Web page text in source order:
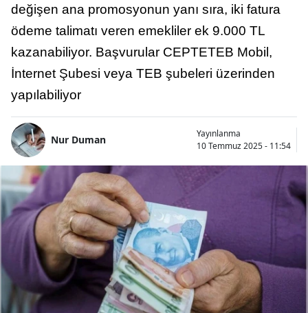
değişen ana promosyonun yanı sıra, iki fatura
ödeme talimatı veren emekliler ek 9.000 TL
kazanabiliyor. Başvurular CEPTETEB Mobil,
İnternet Şubesi veya TEB şubeleri üzerinden
yapılabiliyor
Nur Duman
Yayınlanma
10 Temmuz 2025 - 11:54